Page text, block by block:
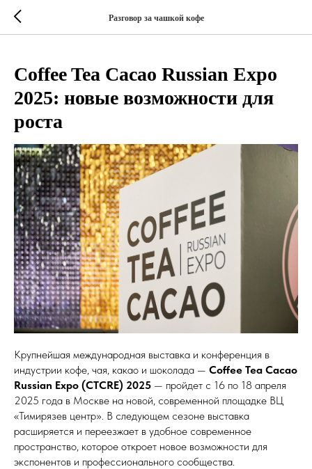
Разговор за чашкой кофе
Coffee Tea Cacao Russian Expo
2025: новые возможности для
роста
Крупнейшая международная выставка и конференция в
индустрии кофе, чая, какао и шоколада — Coffee Tea Cacao
Russian Expo (CTCRE) 2025 — пройдет с 16 по 18 апреля
2025 года в Москве на новой, современной площадке ВЦ
«Тимирязев центр». В следующем сезоне выставка
расширяется и переезжает в удобное современное
пространство, которое откроет новое возможности для
экспонентов и профессионального сообщества.